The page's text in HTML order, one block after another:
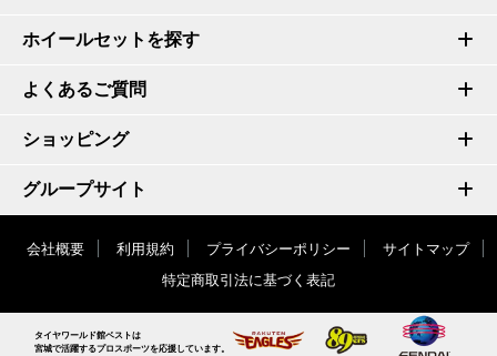
ホイールセットを探す
よくあるご質問
ショッピング
グループサイト
会社概要 利用規約 プライバシーポリシー
サイトマップ
特定商取引法に基づく表記
タイヤワールド館ベストは
宮城で活躍するプロスポーツを応援しています。